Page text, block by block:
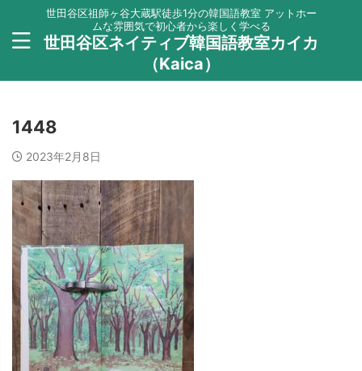
世田谷区祖師ヶ谷大蔵駅徒歩1分の韓国語教室 アットホー
ムな雰囲気で初心者から楽しく学べる
世田谷区ネイティブ韓国語教室カイカ
（Kaica）
1448
2023年2月8日